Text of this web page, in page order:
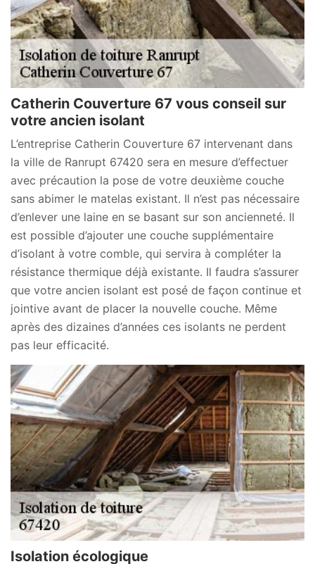
Catherin Couverture 67 vous conseil sur
votre ancien isolant
L’entreprise Catherin Couverture 67 intervenant dans
la ville de Ranrupt 67420 sera en mesure d’effectuer
avec précaution la pose de votre deuxième couche
sans abimer le matelas existant. Il n’est pas nécessaire
d’enlever une laine en se basant sur son ancienneté. Il
est possible d’ajouter une couche supplémentaire
d’isolant à votre comble, qui servira à compléter la
résistance thermique déjà existante. Il faudra s’assurer
que votre ancien isolant est posé de façon continue et
jointive avant de placer la nouvelle couche. Même
après des dizaines d’années ces isolants ne perdent
pas leur efficacité.
Isolation écologique